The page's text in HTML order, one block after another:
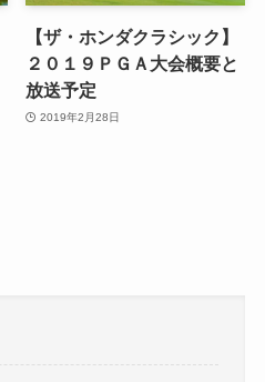
【ザ・ホンダクラシック】
２０１９ＰＧＡ大会概要と
放送予定
2019年2月28日